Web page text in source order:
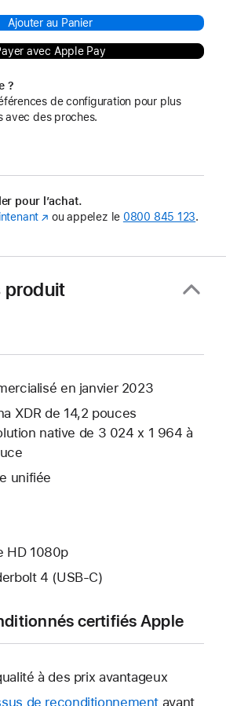
Ajouter au Panier
avec Apple Pay
?
de configuration pour plus
avec des proches.
pour l’achat.
(s’ouvre
ou appelez le 0800 845 123.
produit
en janvier 2023
XDR de 14,2 pouces
native de 3 024 x 1 964 à
unifiée
HD 1080p
4 (USB-C)
certifiés Apple
à des prix avantageux
de reconditionnement avant